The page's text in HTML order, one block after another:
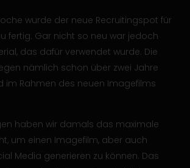
wurde der neue Recruitingspot für
fertig. Gar nicht so neu war jedoch
das dafür verwendet wurde. Die
nämlich schon über zwei Jahre
im Rahmen des neuen Imagefilms
haben wir damals das maximale
um einen Imagefilm, aber auch
Media generieren zu können. Das